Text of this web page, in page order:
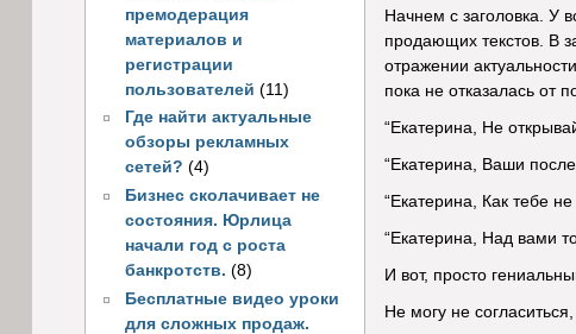
премодерация
материалов и
регистрации
пользователей (11)
Где найти актуальные
обзоры рекламных
сетей? (4)
Бизнес сколачивает не
состояния. Юрлица
начали год с роста
банкротств. (8)
Бесплатные видео уроки
для сложных продаж.
Начнем с заголовка. У
продающих текстов. В
отражении
пока не отказалась от
“Екатерина, Не
“Екатерина, Ваши
“Екатерина, Как тебе
“Екатерина, Над вами
И вот, просто
Не могу не